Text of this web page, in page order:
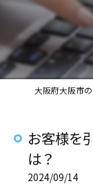
お客様を
は？
2024/09/14